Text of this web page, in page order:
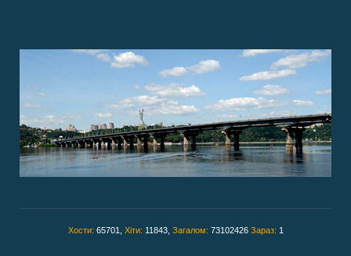
Хости: 65701, Хіти: 11843, Загалом: 73102426 Зараз: 1